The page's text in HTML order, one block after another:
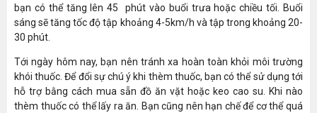
bạn có thể tăng lên 45 phút vào buổi trưa hoặc chiều tối. Buổi
sáng sẽ tăng tốc độ tập khoảng 4-5km/h và tập trong khoảng 20-
30 phút.
Tới ngày hôm nay, bạn nên tránh xa hoàn toàn khỏi môi trường
khói thuốc. Để đổi sự chú ý khi thèm thuốc, bạn có thể sử dụng tới
hỗ trợ bằng cách mua sẵn đồ ăn vặt hoặc keo cao su. Khi nào
thèm thuốc có thể lấy ra ăn. Bạn cũng nên hạn chế để cơ thể quá